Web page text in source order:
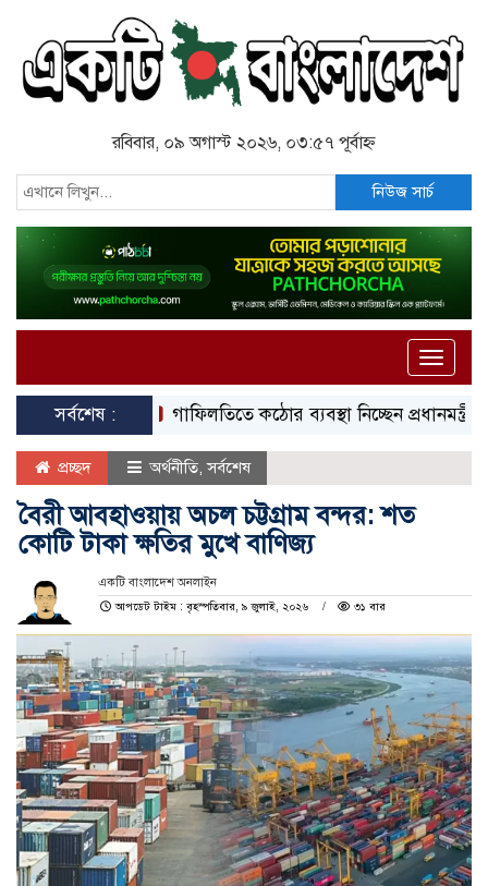
রবিবার, ০৯ অগাস্ট ২০২৬, ০৩:৫৭ পূর্বাহ্ন
নিউজ সার্চ
Toggle
সর্বশেষ :গাফিলতিতে কঠোর ব্যবস্থা নিচ্ছেন প্রধানমন্ত্রী: রিজভী
প্রচ্ছদ অর্থনীতি,সর্বশেষ
বৈরী আবহাওয়ায় অচল চট্টগ্রাম বন্দর: শত
কোটি টাকা ক্ষতির মুখে বাণিজ্য
একটি বাংলাদেশ অনলাইন
আপডেট টাইম : বৃহস্পতিবার, ৯ জুলাই, ২০২৬
৩১ বার